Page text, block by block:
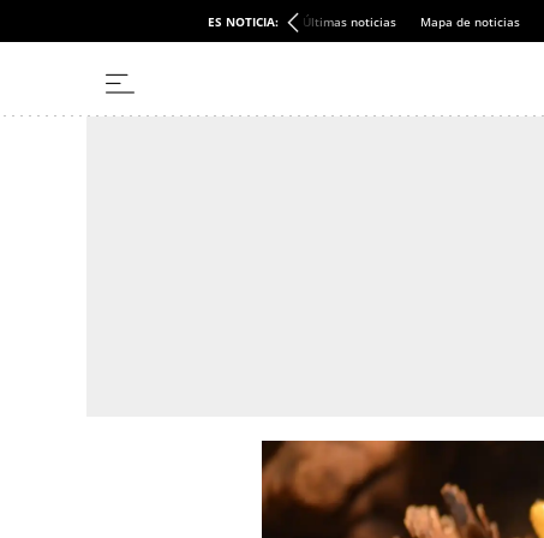
ES NOTICIA: Últimas noticias Mapa de noticias